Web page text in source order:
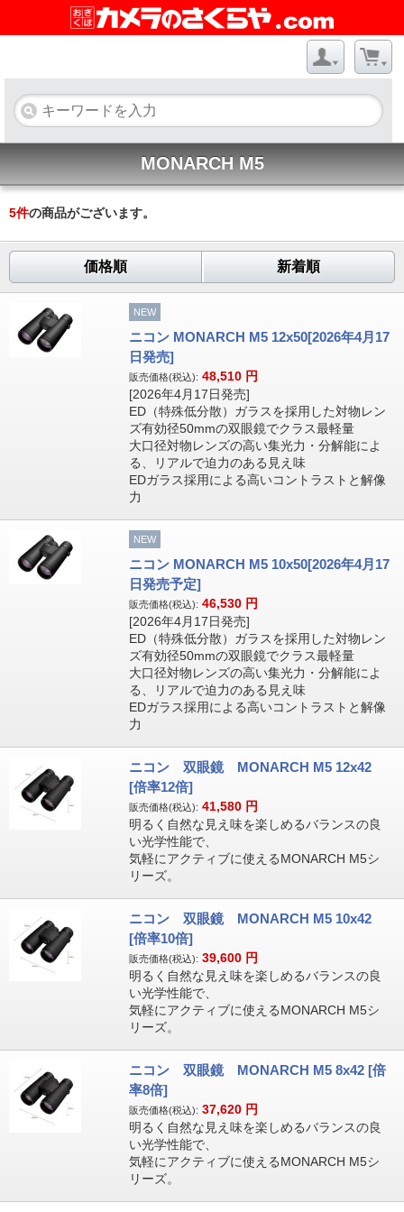
MONARCH M5
5件の商品がございます。
価格順 新着順
NEW
ニコン MONARCH M5 12x50[2026年4月17
日発売]
販売価格(税込): 48,510 円
[2026年4月17日発売]
ED（特殊低分散）ガラスを採用した対物レン
ズ有効径50mmの双眼鏡でクラス最軽量
大口径対物レンズの高い集光力・分解能によ
る、リアルで迫力のある見え味
EDガラス採用による高いコントラストと解像
力
NEW
ニコン MONARCH M5 10x50[2026年4月17
日発売予定]
販売価格(税込): 46,530 円
[2026年4月17日発売]
ED（特殊低分散）ガラスを採用した対物レン
ズ有効径50mmの双眼鏡でクラス最軽量
大口径対物レンズの高い集光力・分解能によ
る、リアルで迫力のある見え味
EDガラス採用による高いコントラストと解像
力
ニコン 双眼鏡 MONARCH M5 12x42
[倍率12倍]
販売価格(税込): 41,580 円
明るく自然な見え味を楽しめるバランスの良
い光学性能で、
気軽にアクティブに使えるMONARCH M5シ
リーズ。
ニコン 双眼鏡 MONARCH M5 10x42
[倍率10倍]
販売価格(税込): 39,600 円
明るく自然な見え味を楽しめるバランスの良
い光学性能で、
気軽にアクティブに使えるMONARCH M5シ
リーズ。
ニコン 双眼鏡 MONARCH M5 8x42 [倍
率8倍]
販売価格(税込): 37,620 円
明るく自然な見え味を楽しめるバランスの良
い光学性能で、
気軽にアクティブに使えるMONARCH M5シ
リーズ。